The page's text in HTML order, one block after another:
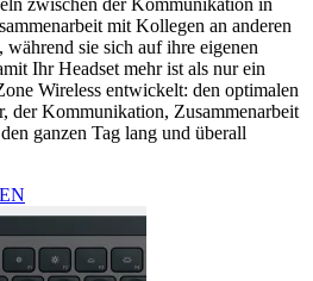
zwischen der Kommunikation in
mit Kollegen an anderen
sie sich auf ihre eigenen
Ihr Headset mehr ist als nur ein
Wireless entwickelt: den optimalen
der Kommunikation, Zusammenarbeit
ganzen Tag lang und überall